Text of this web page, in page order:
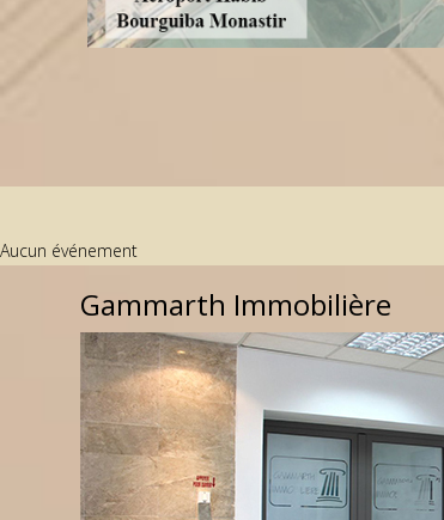
Aucun événement
Gammarth Immobilière